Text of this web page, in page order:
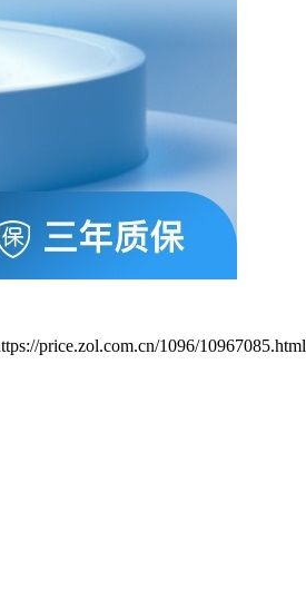
price.zol.com.cn/1096/10967085.html